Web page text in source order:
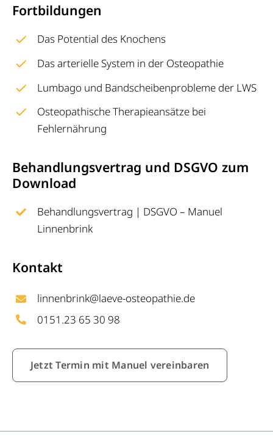
Fortbildungen
Das Potential des Knochens
Das arterielle System in der Osteopathie
Lumbago und Bandscheibenprobleme der LWS
Osteopathische Therapieansätze bei
Fehlernährung
Behandlungsvertrag und DSGVO zum
Download
Behandlungsvertrag | DSGVO – Manuel
Linnenbrink
Kontakt
linnenbrink@laeve-osteopathie.de
0151.23 65 30 98
Jetzt Termin mit Manuel vereinbaren